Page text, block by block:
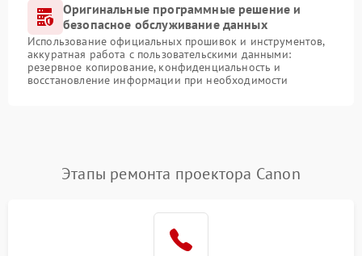
Оригинальные программные решение и
безопасное обслуживание данных
Использование официальных прошивок и инструментов,
аккуратная работа с пользовательскими данными:
резервное копирование, конфиденциальность и
восстановление информации при необходимости
Этапы ремонта проектора Canon